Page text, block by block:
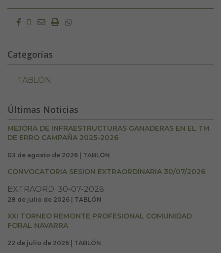
Facebook
Twitter
EmailImprimir
Whatsapp
Categorías
TABLÓN
Últimas Noticias
MEJORA DE INFRAESTRUCTURAS GANADERAS EN EL TM
DE ERRO CAMPAÑA 2025-2026
03 de agosto de 2026 | TABLÓN
CONVOCATORIA SESION EXTRAORDINARIA 30/07/2026
EXTRAORD. 30-07-2026
28 de julio de 2026 | TABLÓN
XXI TORNEO REMONTE PROFESIONAL COMUNIDAD
FORAL NAVARRA
22 de julio de 2026 | TABLÓN